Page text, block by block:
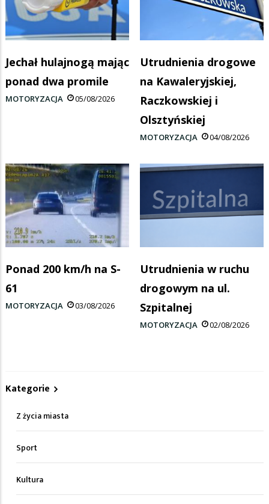
Jechał hulajnogą mając
ponad dwa promile
MOTORYZACJA 05/08/2026
Utrudnienia drogowe
na Kawaleryjskiej,
Raczkowskiej i
Olsztyńskiej
MOTORYZACJA 04/08/2026
Ponad 200 km/h na S-
61
MOTORYZACJA 03/08/2026
Utrudnienia w ruchu
drogowym na ul.
Szpitalnej
MOTORYZACJA 02/08/2026
Kategorie
Z życia miasta
Sport
Kultura